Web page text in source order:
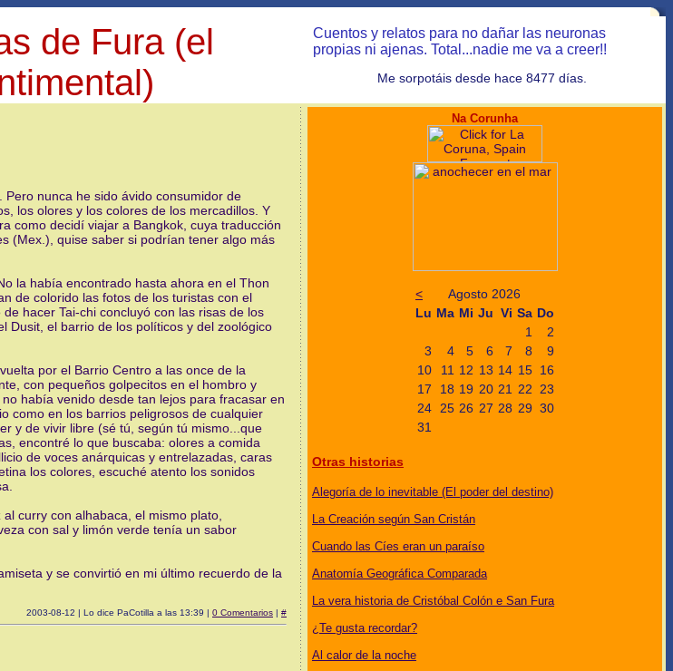
de Fura (el
Cuentos y relatos para no dañar las neuronas
propias ni ajenas. Total...nadie me va a creer!!
Me sorpotáis desde hace 8477 días.
nunca he sido ávido consumidor de
los olores y los colores de los mercadillos. Y
como decidí viajar a Bangkok, cuya traducción
(Mex.), quise saber si podrían tener algo más
la había encontrado hasta ahora en el Thon
de colorido las fotos de los turistas con el
hacer Tai-chi concluyó con las risas de los
Dusit, el barrio de los políticos y del zoológico
por el Barrio Centro a las once de la
con pequeños golpecitos en el hombro y
había venido desde tan lejos para fracasar en
como en los barrios peligrosos de cualquier
y de vivir libre (sé tú, según tú mismo...que
encontré lo que buscaba: olores a comida
de voces anárquicas y entrelazadas, caras
los colores, escuché atento los sonidos
curry con alhabaca, el mismo plato,
con sal y limón verde tenía un sabor
y se convirtió en mi último recuerdo de la
2003-08-12 | Lo dice PaCotilla a las 13:39 | 0 Comentarios | #
Na Corunha
<
Agosto 2026
Lu Ma Mi Ju Vi Sa Do
1
2
3
4 5 6 7 8
9
10
11 12 13 14 15 16
17
18 19 20 21 22
23
24
25 26 27 28 29 30
31
Otras historias
Alegoría de lo inevitable (El poder del destino)
La Creación según San Cristán
Cuando las Cíes eran un paraíso
Anatomía Geográfica Comparada
La vera historia de Cristóbal Colón e San Fura
¿Te gusta recordar?
Al calor de la noche